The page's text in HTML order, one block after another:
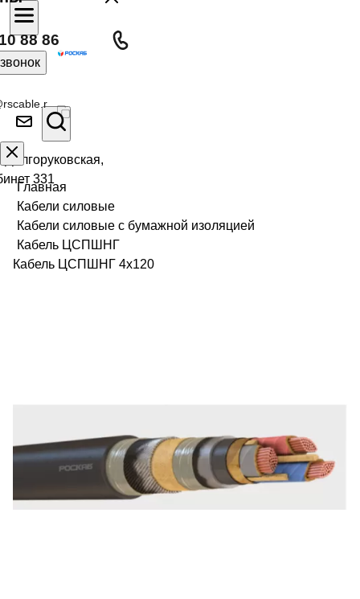
88 86
331
Главная
Кабели силовые
Кабели силовые с бумажной изоляцией
Кабель ЦСПШНГ
Кабель ЦСПШНГ 4х120